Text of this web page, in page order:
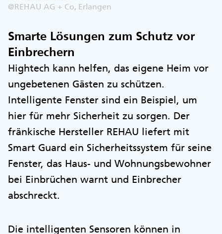
@REHAU AG + Co, Erlangen
Smarte Lösungen zum Schutz vor
Einbrechern
Hightech kann helfen, das eigene Heim vor
ungebetenen Gästen zu schützen.
Intelligente Fenster sind ein Beispiel, um
hier für mehr Sicherheit zu sorgen. Der
fränkische Hersteller REHAU liefert mit
Smart Guard ein Sicherheitssystem für seine
Fenster, das Haus- und Wohnungsbewohner
bei Einbrüchen warnt und Einbrecher
abschreckt.
Die intelligenten Sensoren können in